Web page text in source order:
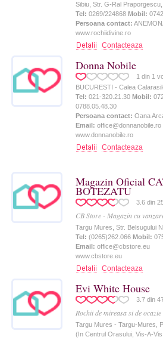
Sibiu, Str. G-Ral Praporgescu,
Tel: 0269/224868 Mobil:
Persoana contact:
www.rochiidivine.ro
Contacteaza
Donna Nobile
1 din 1
BUCURESTI - Calea
Tel: 021-320.21.30 Mobil:
0788.05.48.30
Persoana contact: Oana
Email: office@donnanobile.ro
www.donnanobile.ro
Contacteaza
Magazin Oficial
BOTEZATU
3.6din
CB Store - Magazin cu
Targu Mures, Str. Belsugului
Tel: (0265)262.066 Mobil:
Email: office@cbstore.eu
www.cbstore.eu
Contacteaza
Evi White House
3.7din
Rochii de mireasa si de ocazie
Targu Mures - Targu-Mures,
(In Centrul Orasului, Vis-A-